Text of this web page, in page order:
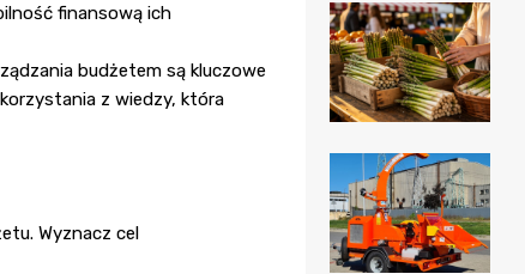
finansową ich
budżetem są kluczowe
z wiedzy, która
Wyznacz cel